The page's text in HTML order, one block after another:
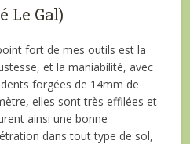
Le Gal)
fort de mes outils est la
et la maniabilité, avec
forgées de 14mm de
elles sont très effilées et
ainsi une bonne
dans tout type de sol,